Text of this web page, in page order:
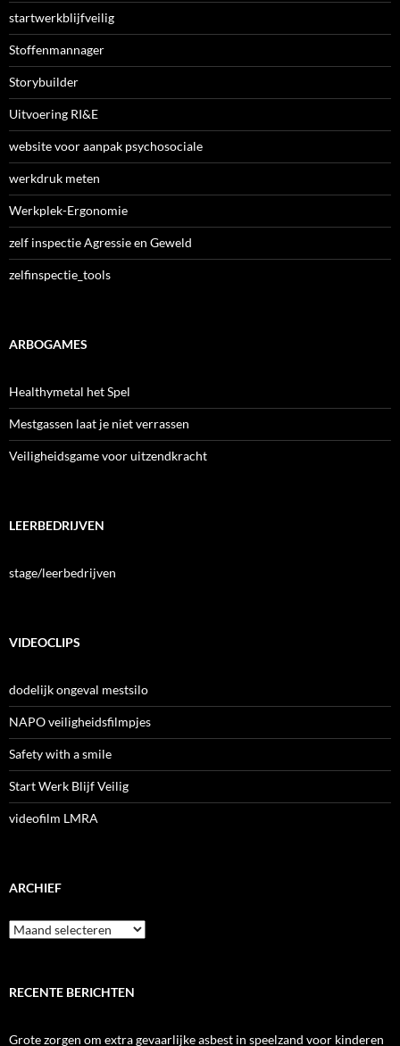
startwerkblijfveilig
Stoffenmannager
Storybuilder
Uitvoering RI&E
website voor aanpak psychosociale
werkdruk meten
Werkplek-Ergonomie
zelf inspectie Agressie en Geweld
zelfinspectie_tools
ARBOGAMES
Healthymetal het Spel
Mestgassen laat je niet verrassen
Veiligheidsgame voor uitzendkracht
LEERBEDRIJVEN
stage/leerbedrijven
VIDEOCLIPS
dodelijk ongeval mestsilo
NAPO veiligheidsfilmpjes
Safety with a smile
Start Werk Blijf Veilig
videofilm LMRA
ARCHIEF
Archief
RECENTE BERICHTEN
Grote zorgen om extra gevaarlijke asbest in speelzand voor kinderen